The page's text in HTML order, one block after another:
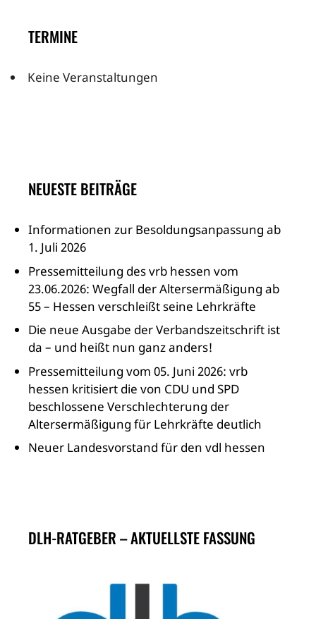
TERMINE
Keine Veranstaltungen
NEUESTE BEITRÄGE
Informationen zur Besoldungsanpassung ab
1. Juli 2026
Pressemitteilung des vrb hessen vom
23.06.2026: Wegfall der Altersermäßigung ab
55 – Hessen verschleißt seine Lehrkräfte
Die neue Ausgabe der Verbandszeitschrift ist
da – und heißt nun ganz anders!
Pressemitteilung vom 05. Juni 2026: vrb
hessen kritisiert die von CDU und SPD
beschlossene Verschlechterung der
Altersermäßigung für Lehrkräfte deutlich
Neuer Landesvorstand für den vdl hessen
DLH-RATGEBER – AKTUELLSTE FASSUNG